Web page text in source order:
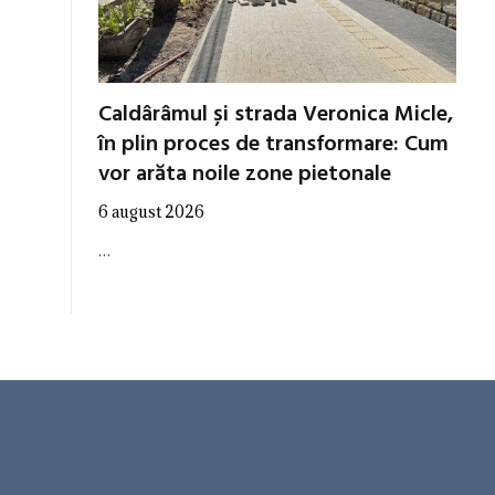
Caldârâmul și strada Veronica Micle,
în plin proces de transformare: Cum
vor arăta noile zone pietonale
6 august 2026
…